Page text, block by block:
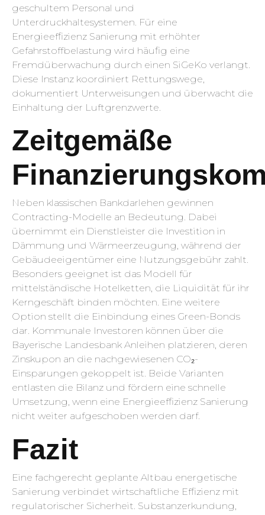
geschultem Personal und
Unterdruckhaltesystemen. Für eine
Energieeffizienz Sanierung mit erhöhter
Gefahrstoffbelastung wird häufig eine
Fremdüberwachung durch einen SiGeKo verlangt.
Diese Instanz koordiniert Rettungswege,
dokumentiert Unterweisungen und überwacht die
Einhaltung der Luftgrenzwerte.
Zeitgemäße
Neben klassischen Bankdarlehen gewinnen
Contracting-Modelle an Bedeutung. Dabei
übernimmt ein Dienstleister die Investition in
Dämmung und Wärmeerzeugung, während der
Gebäudeeigentümer eine Nutzungsgebühr zahlt.
Besonders geeignet ist das Modell für
mittelständische Hotelketten, die Liquidität für ihr
Kerngeschäft binden möchten. Eine weitere
Option stellt die Einbindung eines Green-Bonds
dar. Kommunale Investoren können über die
Bayerische Landesbank Anleihen platzieren, deren
Zinskupon an die nachgewiesenen CO₂-
Einsparungen gekoppelt ist. Beide Varianten
entlasten die Bilanz und fördern eine schnelle
Umsetzung, wenn eine Energieeffizienz Sanierung
nicht weiter aufgeschoben werden darf.
Fazit
Eine fachgerecht geplante Altbau energetische
Sanierung verbindet wirtschaftliche Effizienz mit
regulatorischer Sicherheit. Substanzerkundung,